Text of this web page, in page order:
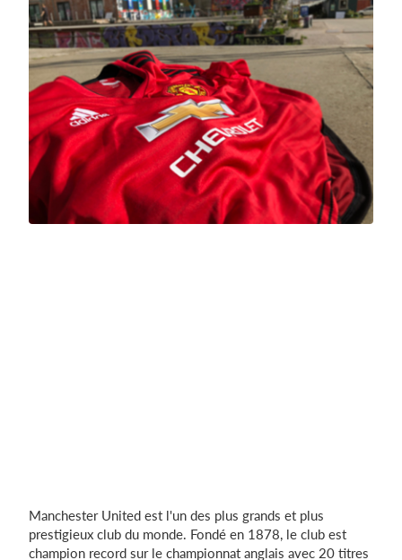
Manchester United est l'un des plus grands et plus
prestigieux club du monde. Fondé en 1878, le club est
champion record sur le championnat anglais avec 20 titres